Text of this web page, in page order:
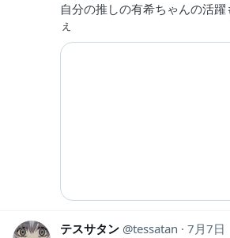
自分の推しの有希ちゃんの活
ぇ
テスサタン tessatan
7月7日